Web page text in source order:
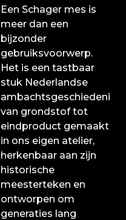
Een Schager mes is
meer dan een
bijzonder
gebruiksvoorwerp.
Het is een tastbaar
stuk Nederlandse
ambachtsgeschiedenis:
van grondstof tot
eindproduct gemaakt
in ons eigen atelier,
herkenbaar aan zijn
historische
meesterteken en
ontworpen om
generaties lang